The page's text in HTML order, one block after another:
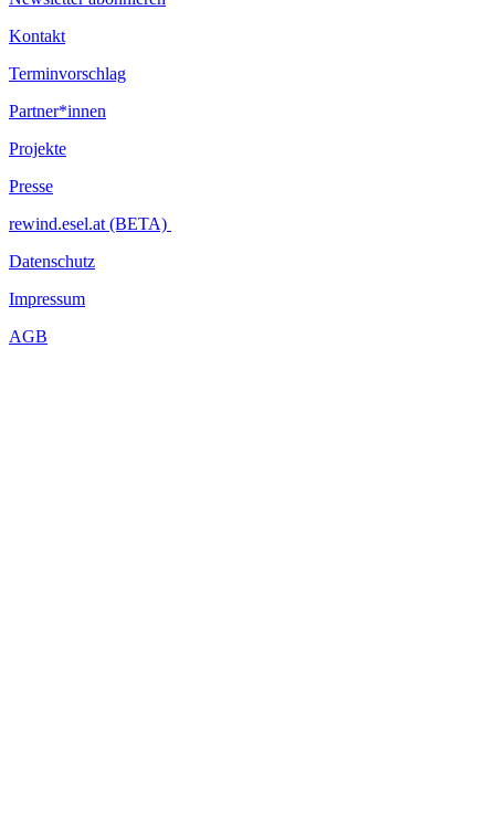
Kontakt
Terminvorschlag
Partner*innen
Projekte
Presse
rewind.esel.at (BETA)
Datenschutz
Impressum
AGB